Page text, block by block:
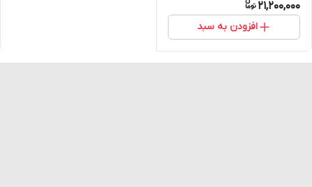
21,200,000
افزودن به سبد